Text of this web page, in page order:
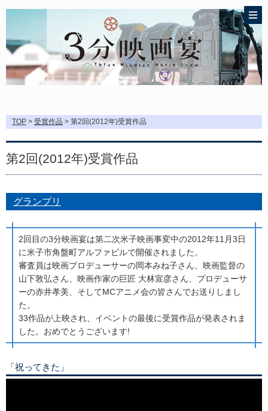
TOP > 受賞作品 > 第2回(2012年)受賞作品
第2回(2012年)受賞作品
グランプリ
2回目の3分映画宴は第二次米子映画事変中の2012年11月3日
に米子市角盤町アルファビルで開催されました。
審査員は映画プロデューサーの岡本みね子さん、映画監督の
山下敦弘さん、映画作家の巨匠 大林宣彦さん、プロデューサ
ーの赤井孝美、そしてMCアニメ会の皆さんでお送りしまし
た。
33作品が上映され、イベントの最後に受賞作品が発表されま
した。おめでとうございます!
「祝ってきた」